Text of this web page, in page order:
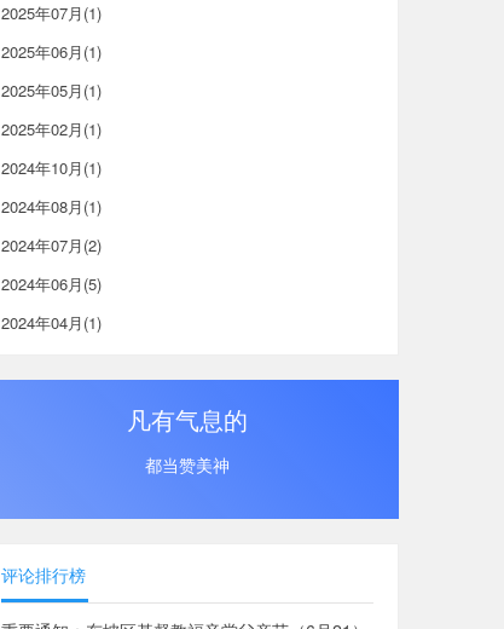
2025年07月(1)
2025年06月(1)
2025年05月(1)
2025年02月(1)
2024年10月(1)
2024年08月(1)
2024年07月(2)
2024年06月(5)
2024年04月(1)
凡有气息的
都当赞美神
评论排行榜